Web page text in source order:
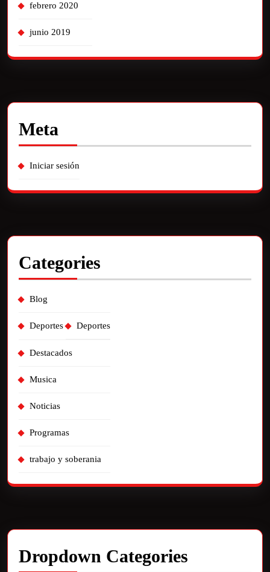
febrero 2020
junio 2019
Meta
Iniciar sesión
Categories
Blog
Deportes Deportes
Destacados
Musica
Noticias
Programas
trabajo y soberania
Dropdown Categories